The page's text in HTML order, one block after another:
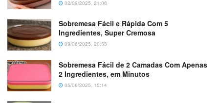
02/09/2025, 21:06
Sobremesa Fácil e Rápida Com 5
Ingredientes, Super Cremosa
09/06/2025, 20:55
Sobremesa Fácil de 2 Camadas Com Apenas
2 Ingredientes, em Minutos
05/06/2025, 15:14